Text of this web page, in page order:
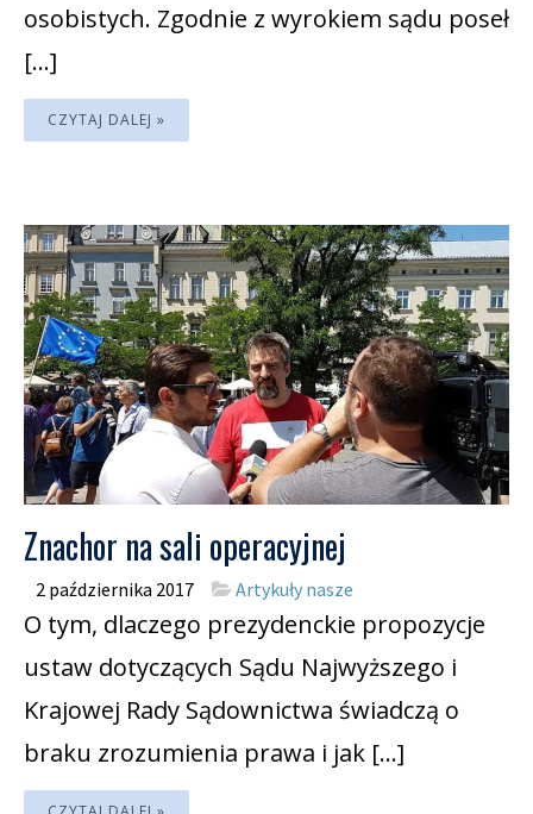
osobistych. Zgodnie z wyrokiem sądu poseł
[…]
CZYTAJ DALEJ »
Znachor na sali operacyjnej
2 października 2017 Artykuły nasze
O tym, dlaczego prezydenckie propozycje
ustaw dotyczących Sądu Najwyższego i
Krajowej Rady Sądownictwa świadczą o
braku zrozumienia prawa i jak […]